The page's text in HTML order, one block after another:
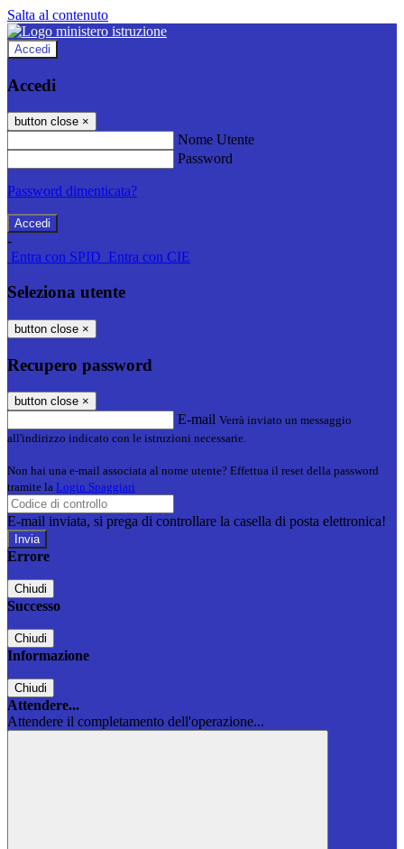
Salta al contenuto
Accedi
Accedi
button close ×
Nome Utente
Password
Password dimenticata?
-
Entra con SPID Entra con CIE
Seleziona utente
button close ×
Recupero password
button close ×
E-mail Verrà inviato un messaggio
all'indirizzo indicato con le istruzioni necessarie.
Non hai una e-mail associata al nome utente? Effettua il reset della password
tramite la Login Spaggiari
E-mail inviata, si prega di controllare la casella di posta elettronica!
Errore
Chiudi
Successo
Chiudi
Informazione
Chiudi
Attendere...
Attendere il completamento dell'operazione...